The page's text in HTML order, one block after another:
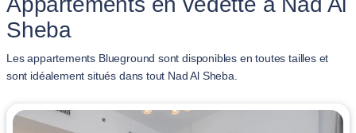
Sheba
Les appartements Blueground sont disponibles en toutes tailles et
sont idéalement situés dans tout Nad Al Sheba.